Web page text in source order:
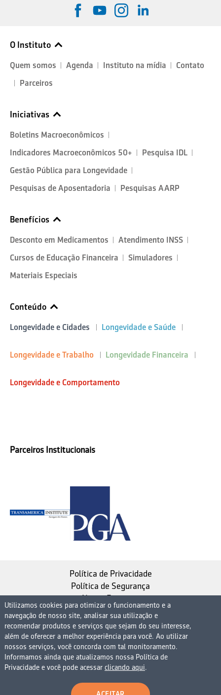
O Instituto
Quem somos Agenda Instituto na mídia
Contato
Parceiros
Iniciativas
Boletins Macroeconômicos
Indicadores Macroeconômicos 50+
Pesquisa IDL
Gestão Pública para Longevidade
Pesquisas de Aposentadoria
Pesquisas AARP
Benefícios
Desconto em Medicamentos
Atendimento INSS
Cursos de Educação Financeira
Simuladores
Materiais Especiais
Conteúdo
Longevidade e Cidades Longevidade e Saúde
Longevidade e Trabalho Longevidade Financeira
Longevidade e Comportamento
Parceiros Institucionais
Política de Privacidade
Política de Segurança
Nosso Estatuto
Instituto de Longevidade MAG, uma empresa do
Grupo MAG
| CNPJ 08.474.765/0001-75
Avenida Presidente Juscelino Kubitschek, 1830, 15º
andar bloco 1 (parte), Condomínio Edifício São Luiz -
Vila Nova Conceição
Utilizamos cookies para otimizar o funcionamento e a
navegação de nosso site, analisar sua utilização e
recomendar produtos e serviços que sejam do seu interesse,
além de oferecer a melhor experiência para você. Ao utilizar
nossos serviços, você concorda com tal monitoramento.
Informamos ainda que atualizamos nossa Política de
Privacidade e você pode acessar clicando aqui.